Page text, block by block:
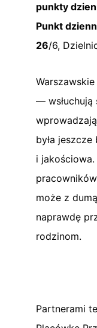
punkty
Punkt
26/6,
— wsłuchują
była
i
może z
naprawdę
rodzinom.
Partnerami